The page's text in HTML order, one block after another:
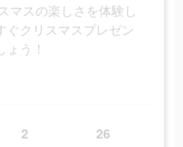
マスの楽しさを体験し
ぐクリスマスプレゼン
ょう！
2 26